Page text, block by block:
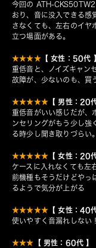
今回の ATH-CKS50TW2
おり、音に没入できる感
さなくても、左右のイヤ
立つ場面がある。
★★★★【 女性：50代 】
重低音と、ノイズキャン
故障が、少ないのも、買
★★★★★ 【 男性：20
重低音がいい感じだが、
ンセリングがもう少し強
る時少し聞き取りづらい。
★★★★★ 【 女性：20
ケースに入れなくても左
前機種もそうだけどやっ
るようで気分が上がる
★★★★★ 【 女性：40
使いやすく音漏れしない
★★★ 【 男性：60代 】